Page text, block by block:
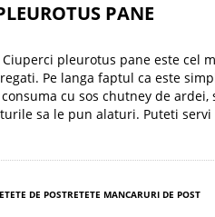
PANE
pleurotus pane este cel
Pe langa faptul ca este
cu sos chutney de
sa le pun alaturi. Puteti
DE POSTRETETE MANCARURI DE POST